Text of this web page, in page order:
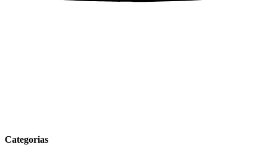
Categorias